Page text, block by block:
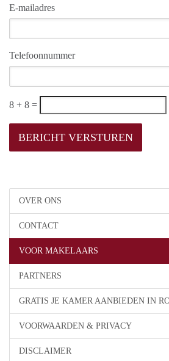
OVER ONS
CONTACT
VOOR MAKELAARS
PARTNERS
GRATIS JE KAMER AANBIEDEN IN
VOORWAARDEN & PRIVACY
DISCLAIMER
E-mailadres
Telefoonnummer
8 + 8 =